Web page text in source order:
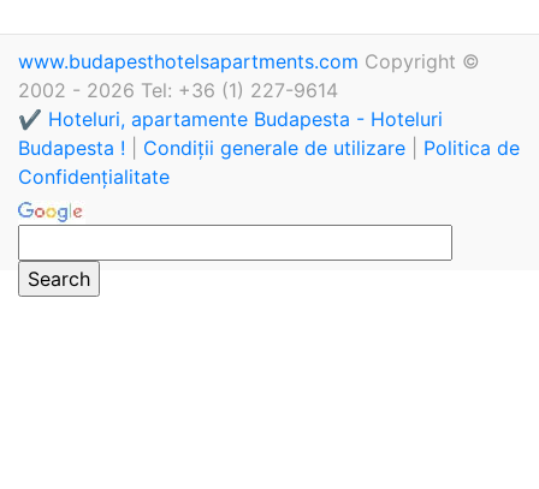
www.budapesthotelsapartments.com Copyright ©
2002 - 2026 Tel: +36 (1) 227-9614
✔️ Hoteluri, apartamente Budapesta - Hoteluri
Budapesta !
Condiții generale de utilizare
Politica de
Confidențialitate